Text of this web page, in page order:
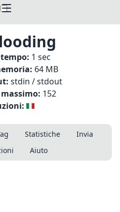
1 sec
64 MB
stdin / stdout
152
Statistiche
Invia
Aiuto